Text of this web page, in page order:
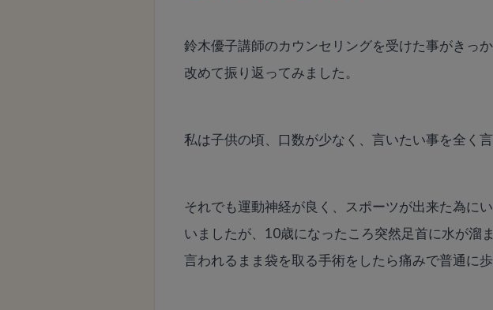
鈴木優子講師のカウンセリングを受けた事がきっ
改めて振り返ってみました。
私は子供の頃、口数が少なく、言いたい事を全く
それでも運動神経が良く、スポーツが出来た為に
いましたが、10歳になったころ突然足首に水が溜
言われるまま袋を取る手術をしたら痛みで普通に歩